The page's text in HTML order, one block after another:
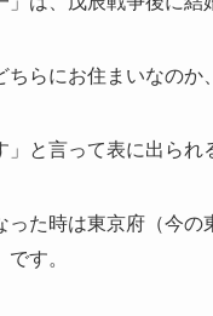
らにお住まいなのか
と言って表に出られ
った時は東京府（今
す。